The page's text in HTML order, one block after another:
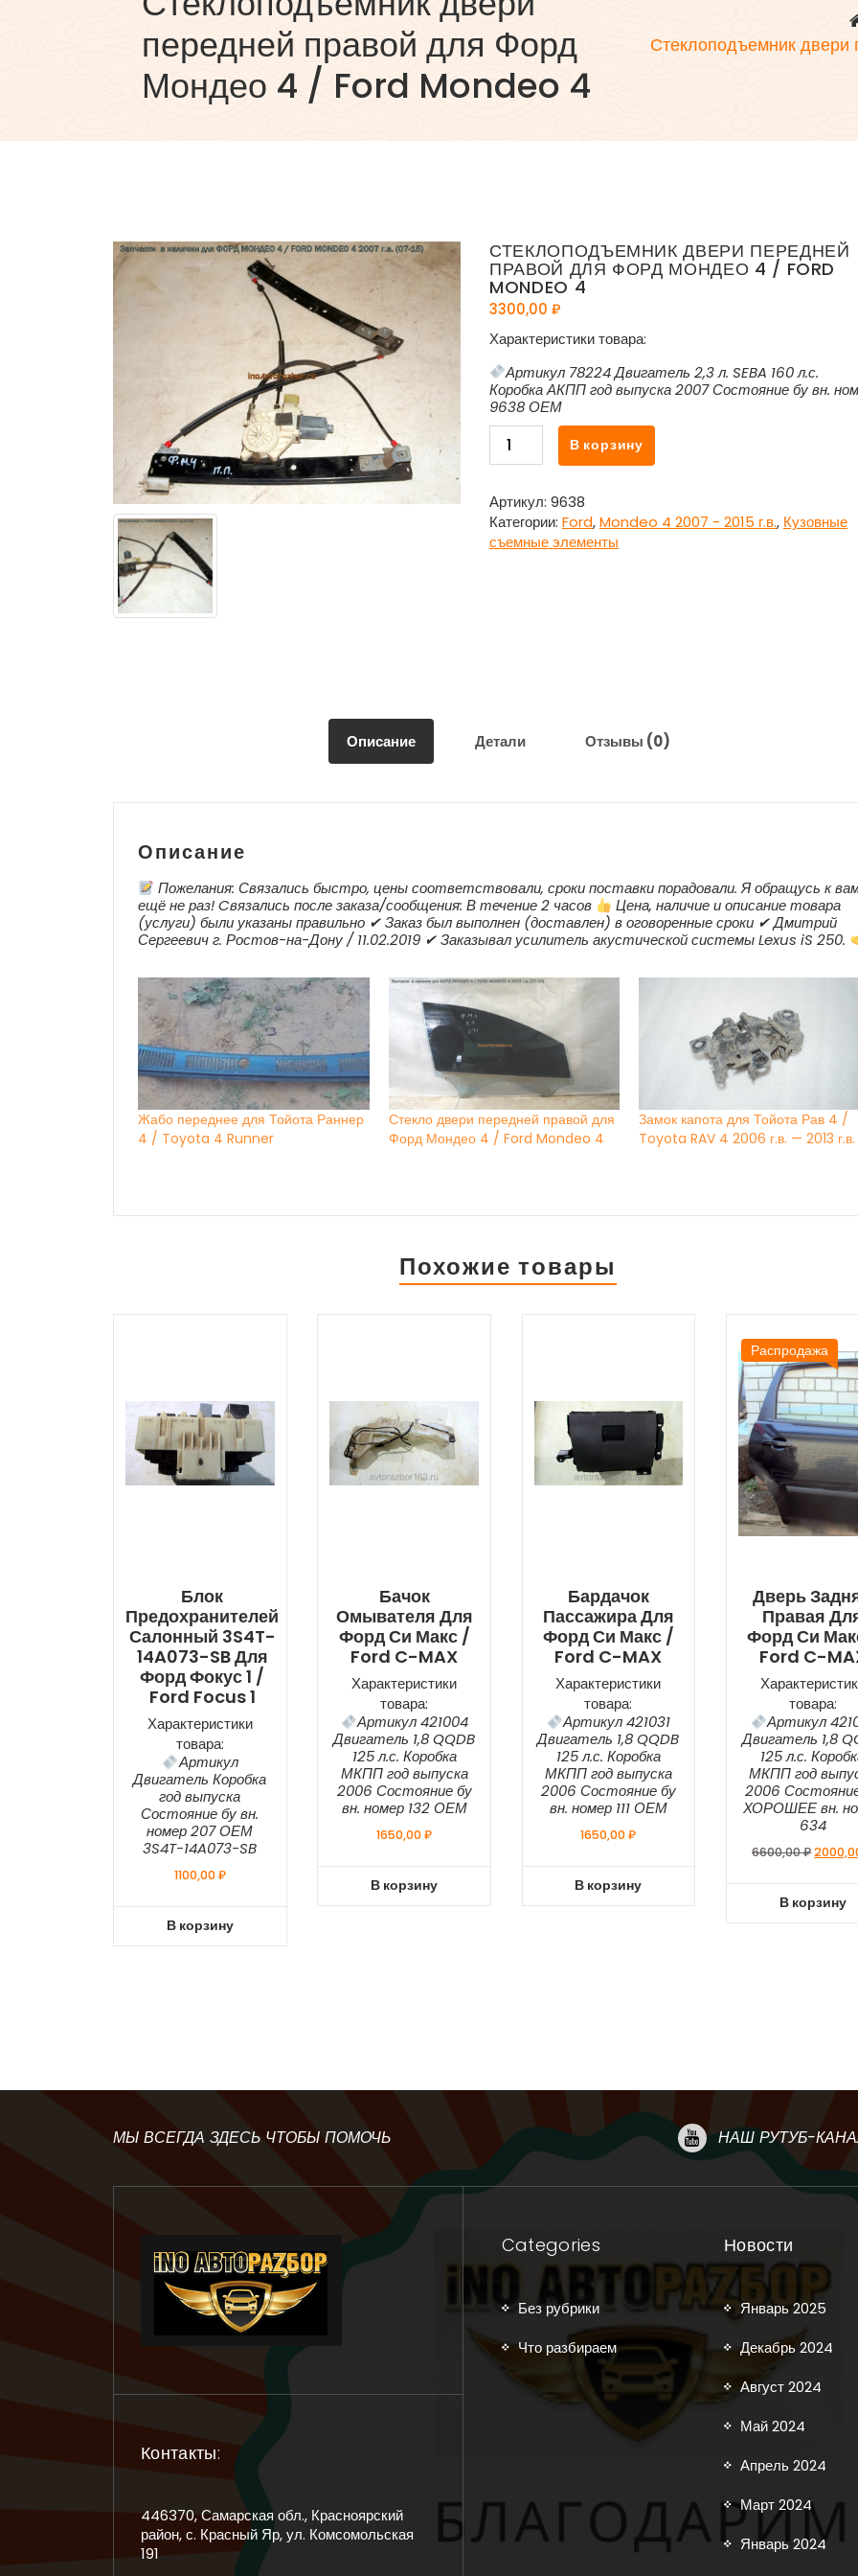
передней правой для Форд
Мондео 4 / Ford Mondeo 4
Стеклоподъемник
СТЕКЛОПОДЪЕМНИК ДВЕРИ ПЕРЕДНЕЙ
ПРАВОЙ ДЛЯ ФОРД МОНДЕО 4 / FORD
MONDEO 4
3300,00 ₽
Характеристики товара:
Артикул 78224 Двигатель 2,3 л. SEBA 160 л.с.
Коробка АКПП год выпуска 2007 Состояние бу вн.
9638 ОЕМ
Количество
товара
двери
передней
правой
для
В корзину
Артикул: 9638
Категории: Ford,Mondeo 4 2007 - 2015 г.в., Кузовные
съемные элементы
Описание Детали Отзывы (0)
Описание
Пожелания: Связались быстро, цены соответствовали, сроки поставки порадовали. Я обращусь к
ещё не раз! Cвязались после заказа/сообщения: В течение 2 часов
Цена, наличие и описание товара
(услуги) были указаны правильно ✔ Заказ был выполнен (доставлен) в оговоренные сроки ✔ Дмитрий
Сергеевич г. Ростов-на-Дону / 11.02.2019 ✔ Заказывал усилитель акустической системы Lexus iS 250.
Жабо переднее для Тойота Раннер
4 / Toyota 4 Runner
Стекло двери передней правой для
Форд Мондео 4 / Ford Mondeo 4
Замок капота для Тойота Рав 4 /
Toyota RAV 4 2006 г.в. — 2013 г.в.
Похожие товары
Блок
Предохранителей
Салонный 3S4T-
14A073-SB Для
Форд Фокус 1 /
Ford Focus 1
Характеристики
товара:
Артикул
Двигатель Коробка
год выпуска
Состояние бу вн.
номер 207 ОЕМ
3S4T-14A073-SB
1100,00₽
В корзину
Бачок
Омывателя Для
Форд Си Макс /
Ford C-MAX
Характеристики
товара:
Артикул 421004
Двигатель 1,8 QQDB
125 л.с. Коробка
МКПП год выпуска
2006 Состояние бу
вн. номер 132 ОЕМ
1650,00₽
В корзину
Бардачок
Пассажира Для
Форд Си Макс /
Ford C-MAX
Характеристики
товара:
Артикул 421031
Двигатель 1,8 QQDB
125 л.с. Коробка
МКПП год выпуска
2006 Состояние бу
вн. номер 111 ОЕМ
1650,00₽
В корзину
Распродажа
Дверь
Правая
Форд Си
Ford C-
товара:
Артикул
Двигатель 1,8
125 л.с.
МКПП год
2006
ХОРОШЕЕ вн.
634
6600,00₽
В корзину
МЫ ВСЕГДА ЗДЕСЬ ЧТОБЫ ПОМОЧЬ НАШ РУТУБ-
Контакты:
446370, Самарская обл., Красноярский
район, с. Красный Яр, ул. Комсомольская
191
Categories
Без рубрики
Что разбираем
Новости
Январь 2025
Декабрь 2024
Август 2024
Май 2024
Апрель 2024
Март 2024
Январь 2024